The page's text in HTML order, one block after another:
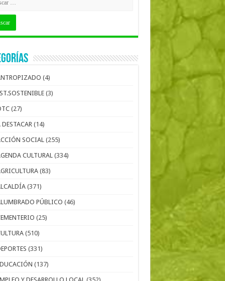
(4)
(3)
(27)
DESTACAR (14)
SOCIAL (255)
CULTURAL (334)
(83)
(371)
PÚBLICO (46)
(25)
(510)
(331)
(137)